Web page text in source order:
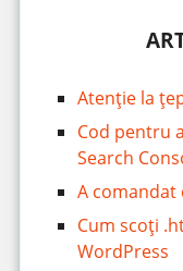
Atenție la
Cod pentru
Search
A comandat
Cum scoți
WordPress